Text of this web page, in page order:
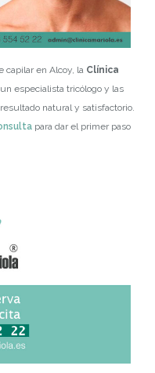
capilar en Alcoy, la Clínica
especialista tricólogo y las
natural y satisfactorio.
para dar el primer paso